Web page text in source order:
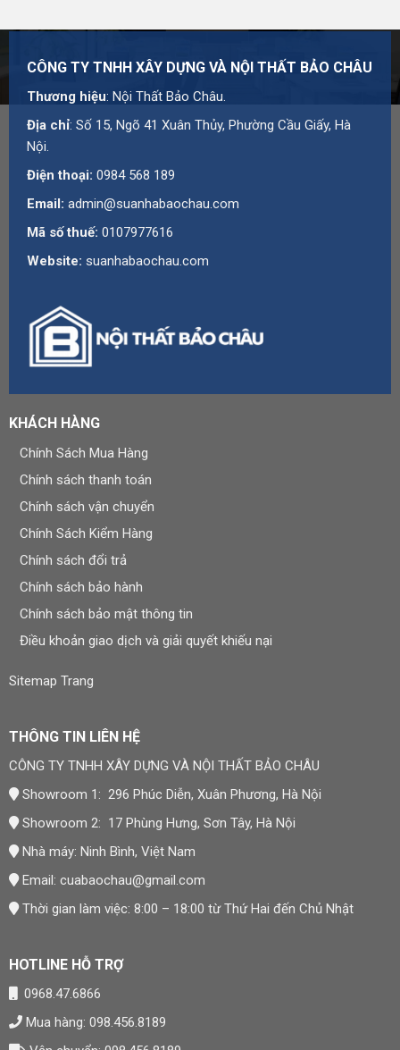
CÔNG TY TNHH XÂY DỰNG VÀ NỘI THẤT BẢO CHÂU
Thương hiệu: Nội Thất Bảo Châu.
Địa chỉ: Số 15, Ngõ 41 Xuân Thủy, Phường Cầu Giấy, Hà
Nội.
Điện thoại: 0984 568 189
Email: admin@suanhabaochau.com
Mã số thuế: 0107977616
Website: suanhabaochau.com
KHÁCH HÀNG
Chính Sách Mua Hàng
Chính sách thanh toán
Chính sách vận chuyển
Chính Sách Kiểm Hàng
Chính sách đổi trả
Chính sách bảo hành
Chính sách bảo mật thông tin
Điều khoản giao dịch và giải quyết khiếu nại
Sitemap Trang
THÔNG TIN LIÊN HỆ
CÔNG TY TNHH XÂY DỰNG VÀ NỘI THẤT BẢO CHÂU
Showroom 1: 296 Phúc Diễn, Xuân Phương, Hà Nội
Showroom 2: 17 Phùng Hưng, Sơn Tây, Hà Nội
Nhà máy: Ninh Bình, Việt Nam
Email: cuabaochau@gmail.com
Thời gian làm việc: 8:00 – 18:00 từ Thứ Hai đến Chủ Nhật
HOTLINE HỖ TRỢ
0968.47.6866
Mua hàng: 098.456.8189